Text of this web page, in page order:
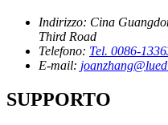
Indirizzo: Cina
Third Road
Telefono: Tel. 0086-
E-mail:
SUPPORTO